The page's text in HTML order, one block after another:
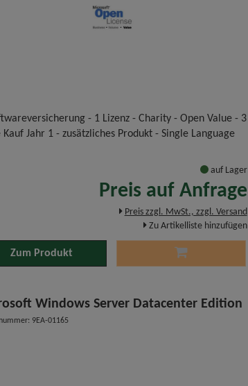
- 1 Lizenz - Charity - Open Value - 3
Kauf Jahr 1 - zusätzliches Produkt - Single Language
auf Lager
Preis auf Anfrage
Preis zzgl. MwSt., zzgl. Versand
Zu Artikelliste hinzufügen
Zum Produkt
Windows Server Datacenter Edition
9EA-01165